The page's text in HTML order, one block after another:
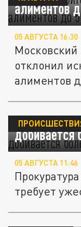
алиментов
05 АВГУСТА 16:30
Московский
отклонил
алиментов
Новый
добивается
05 АВГУСТА 11:46
требует